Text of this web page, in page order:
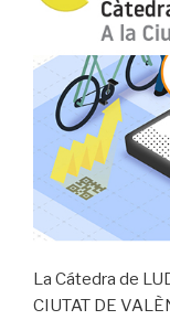
La Cátedra de
CIUTAT DE